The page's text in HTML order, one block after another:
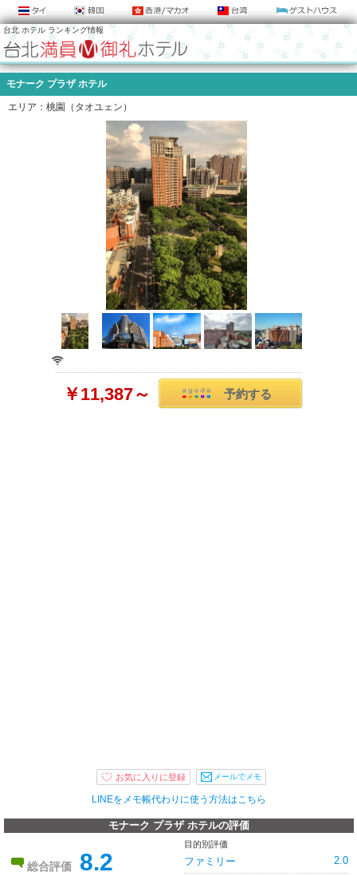
台北 ホテル ランキング情報
モナーク プラザ ホテル
エリア：桃園（タオユェン）
￥11,387～ 予約する
メールでメモ
LINEをメモ帳代わりに使う方法はこちら
モナーク プラザ ホテルの評価
総合評価 8.2
目的別評価
ファミリー 2.0